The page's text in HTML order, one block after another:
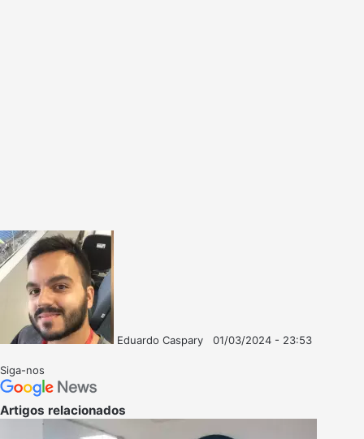
Eduardo Caspary
01/03/2024 - 23:53
Siga-nos
Artigos relacionados